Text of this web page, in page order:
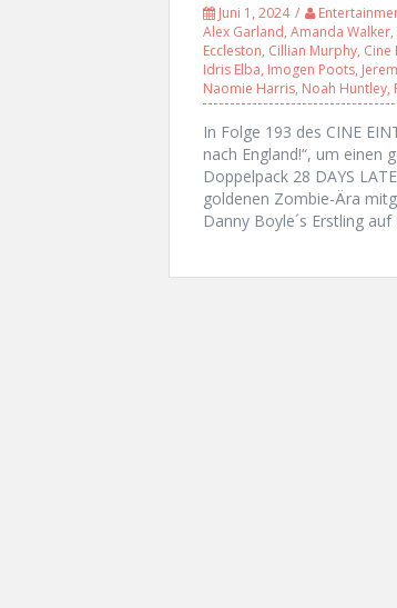
Juni 1, 2024
Alex Garland, Amanda Walker,
Eccleston, Cillian Murphy, Cine
Idris Elba, Imogen Poots,
Naomie Harris, Noah Huntley,
In Folge 193 des CINE
nach England!“, um
Doppelpack 28 DAYS
goldenen Zombie-Ära
Danny Boyle´s Erstling